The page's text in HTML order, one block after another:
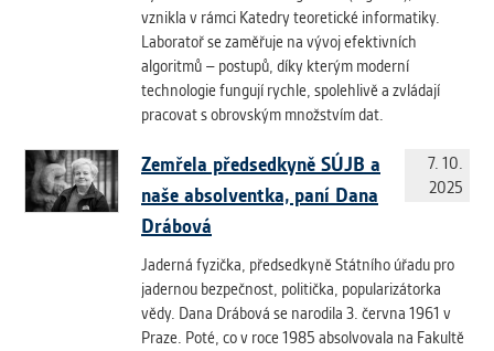
vznikla v rámci Katedry teoretické informatiky.
Laboratoř se zaměřuje na vývoj efektivních
algoritmů – postupů, díky kterým moderní
technologie fungují rychle, spolehlivě a zvládají
pracovat s obrovským množstvím dat.
Zemřela předsedkyně SÚJB a
naše absolventka, paní Dana
Drábová
7. 10.
2025
Jaderná fyzička, předsedkyně Státního úřadu pro
jadernou bezpečnost, politička, popularizátorka
vědy. Dana Drábová se narodila 3. června 1961 v
Praze. Poté, co v roce 1985 absolvovala na Fakultě